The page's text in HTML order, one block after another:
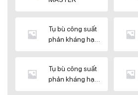
Tụ bù công suất
phản kháng hạ
Tụ bù công suất
phản kháng hạ